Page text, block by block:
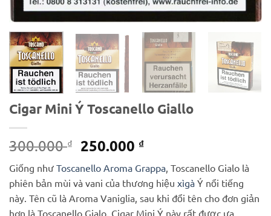
Cigar Mini Ý Toscanello Giallo
300.000₫ Giá
là:
300.000 ₫.
250.000 ₫Giá
tại
là:
250.000 ₫.
Giống như Toscanello Aroma Grappa , Toscanello Gialo là
phiên bản mùi và vani của thương hiệu xìgà Ý nổi tiếng
này. Tên cũ là Aroma Vaniglia, sau khi đổi tên cho đơn giản
hơn là Toscanello Gialo, Cigar Mini Ý này rất được ưa